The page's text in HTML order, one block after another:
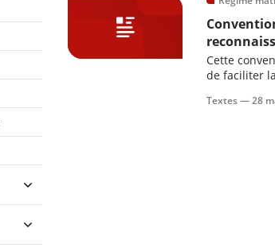
Cette
de faciliter
lien
Textes —28